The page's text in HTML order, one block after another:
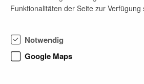
ODEG 33 Millionen Fahrgäste
damit die größte private
Deutschlands. Gemeinsam mit
Funktionalitäten der Seite zur Verfügung
Notwendig
Google Maps